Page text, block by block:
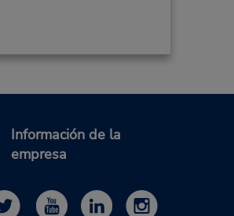
Información de la
empresa